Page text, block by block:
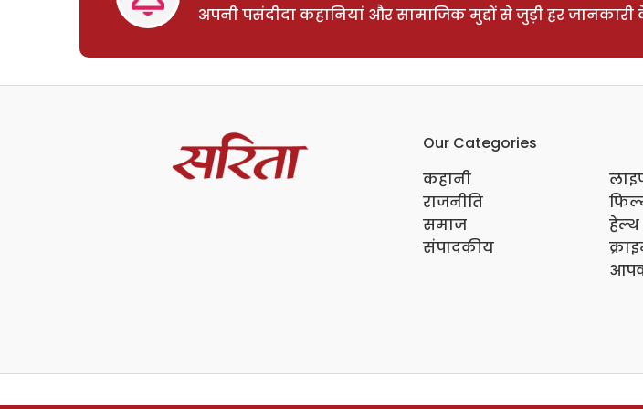
अपनी पसंदीदा कहानियां और सामाजिक मुद्दों से जुड़ी हर
Our Categories
कहानी
राजनीति
समाज
संपादकीय
हेल्थ